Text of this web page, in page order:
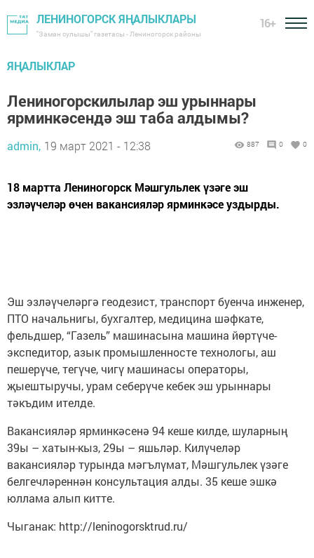
ЛЕНИНОГОРСК ЯҢАЛЫКЛАРЫ
"Заман сулышы" газетасы - Лениногорск районы
16+
ЯҢАЛЫКЛАР
Лениногорскилылар эш урыннары
ярминкәсендә эш таба алдымы?
admin, 19 март 2021 - 12:38 887 0 0
18 мартта Лениногорск Мәшгульлек үзәге эш
эзләүчеләр өчен вакансияләр ярминкәсе уздырды.
Эш эзләүчеләргә геодезист, транспорт буенча инженер,
ПТО начальнигы, бухгалтер, медицина шәфкате,
фельдшер, “Газель” машинасына машина йөртүче-
экспедитор, азык промышленносте технологы, аш
пешерүче, тегүче, чигү машинасы операторы,
җыештыручы, урам себерүче кебек эш урыннары
тәкъдим ителде.
Вакансияләр ярминкәсенә 94 кеше килде, шуларның
39ы – хатын-кыз, 29ы – яшьләр. Килүчеләр
вакансияләр турында мәгълүмат, Мәшгульлек үзәге
белгечләреннән консультация алды. 35 кеше эшкә
юллама алып китте.
Чыганак: http://leninogorsktrud.ru/